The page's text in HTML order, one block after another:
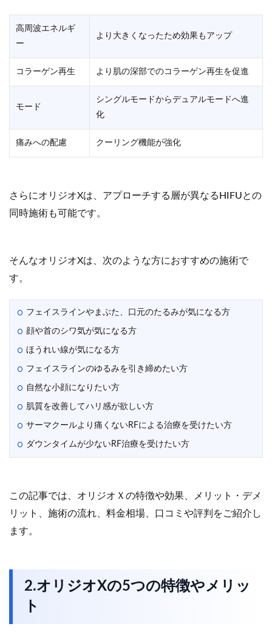
高周波エネルギ
ー
より大きくなったため効果もアップ
コラーゲン再生 より肌の深部でのコラーゲン再生を促進
モード
シングルモードからデュアルモードへ進
化
痛みへの配慮 クーリング機能が強化
さらにオリジオXは、アプローチする層が異なるHIFUとの
同時施術も可能です。
そんなオリジオXは、次のような方におすすめの施術で
す。
フェイスラインやまぶた、口元のたるみが気になる方
顔や首のシワ気が気になる方
ほうれい線が気になる方
フェイスラインのゆるみを引き締めたい方
自然な小顔になりたい方
肌質を改善してハリ感が欲しい方
サーマクールより痛くないRFによる治療を受けたい方
ダウンタイムが少ないRF治療を受けたい方
この記事では、オリジオＸの特徴や効果、メリット・デメ
リット、施術の流れ、料金相場、口コミや評判をご紹介し
ます。
2.オリジオXの5つの特徴やメリッ
ト